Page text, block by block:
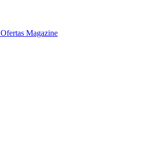
Ofertas Magazine